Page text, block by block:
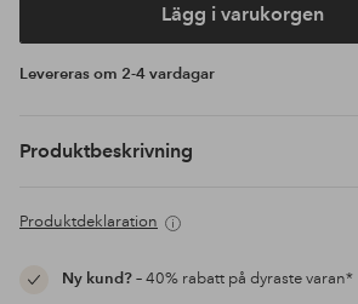
Lägg i varukorgen
Levereras om 2-4 vardagar
Produktbeskrivning
Produktdeklaration
Ny kund?– 40% rabatt på dyraste varan*